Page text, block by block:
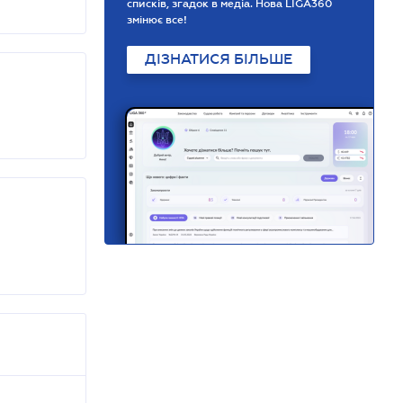
списків, згадок в медіа. Нова LIGA360
змінює все!
ДІЗНАТИСЯ БІЛЬШЕ